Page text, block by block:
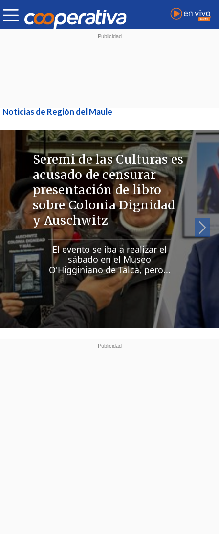
Noticias de Región del Maule
Seremi de las Culturas es
acusado de censurar
presentación de libro
sobre Colonia Dignidad
y Auschwitz
El evento se iba a realizar el
sábado en el Museo
O'Higginiano de Talca, pero...